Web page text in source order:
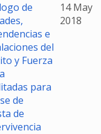
de
e
del
y Fuerza
para
de
de
14 May
2018